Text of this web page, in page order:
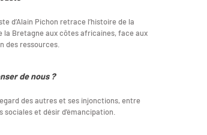
d’Alain Pichon retrace l’histoire de la
la Bretagne aux côtes africaines, face aux
des ressources.
de nous ?
des autres et ses injonctions, entre
sociales et désir d’émancipation.